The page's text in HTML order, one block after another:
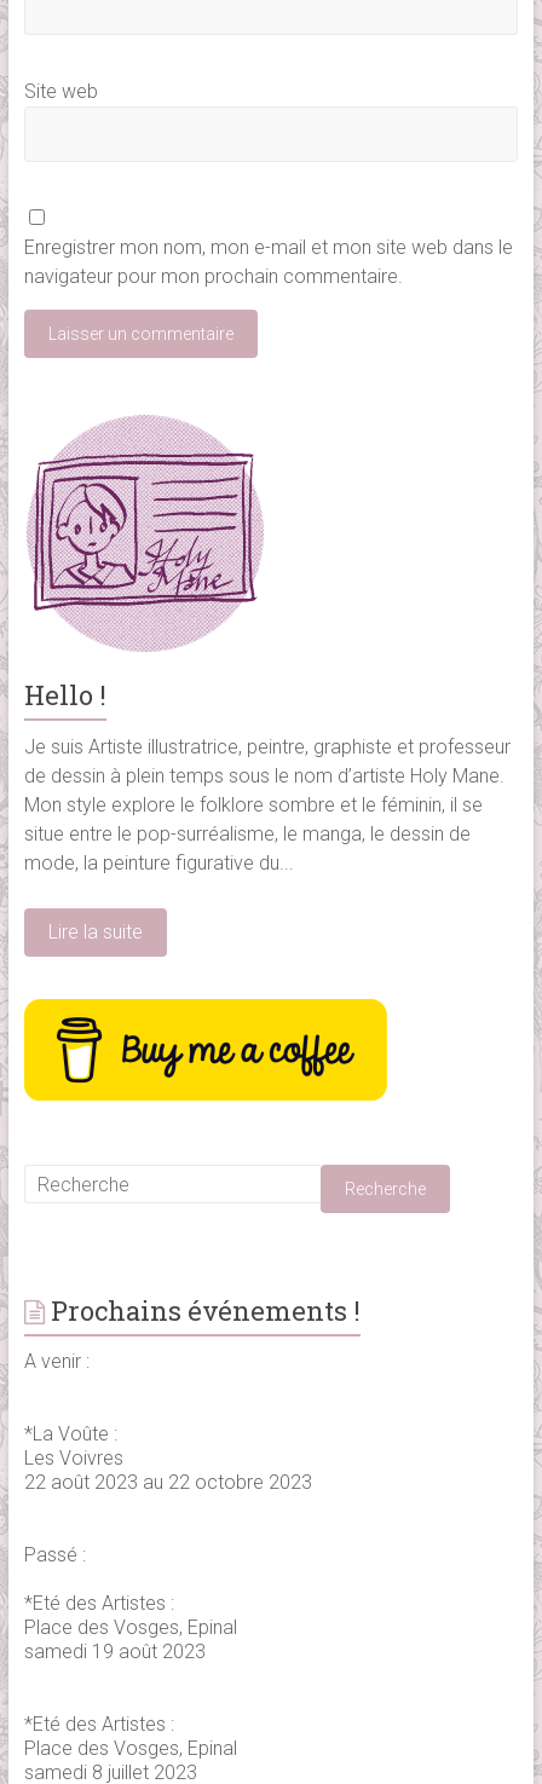
Site web
Enregistrer mon nom, mon e-mail et mon site web dans le
navigateur pour mon prochain commentaire.
Hello !
Je suis Artiste illustratrice, peintre, graphiste et professeur
de dessin à plein temps sous le nom d’artiste Holy Mane.
Mon style explore le folklore sombre et le féminin, il se
situe entre le pop-surréalisme, le manga, le dessin de
mode, la peinture figurative du...
Lire la suite
Prochains événements !
A venir :
*La Voûte :
Les Voivres
22 août 2023 au 22 octobre 2023
Passé :
*Eté des Artistes :
Place des Vosges, Epinal
samedi 19 août 2023
*Eté des Artistes :
Place des Vosges, Epinal
samedi 8 juillet 2023